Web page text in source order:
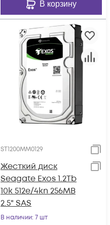
В корзину
ST1200MM0129
Жесткий диск
Seagate Exos 1.2Tb
10k 512e/4kn 256MB
2.5" SAS
В наличии: 7 шт